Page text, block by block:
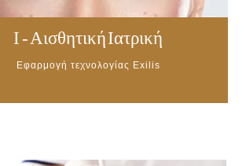
Ι - Αισθητική Ιατρική
Εφαρμογή τεχνολογίας Exilis